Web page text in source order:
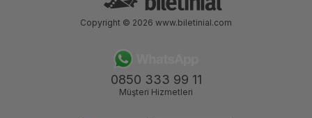
0850 333 99 11
Müşteri Hizmetleri
Copyright © 2026 www.biletinial.com